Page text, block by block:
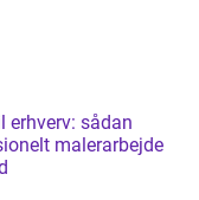
erhverv: sådan
malerarbejde